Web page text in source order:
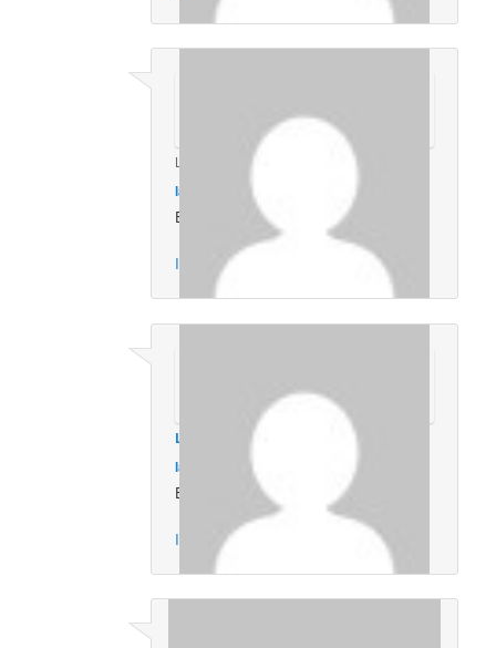
LUIS ACERO
noviembre 16, 2012 a
las 10:02 am
EXELENTE
Inicia sesión para responder
LUIS ACERO
noviembre 16, 2012 a
las 10:03 am
ES UNA BUENA ERRAMIENTA
Inicia sesión para responder